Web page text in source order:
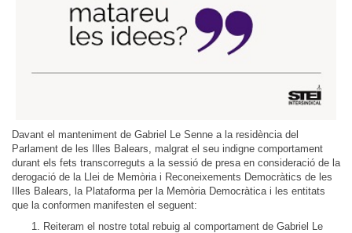
Davant el manteniment de Gabriel Le Senne a la residència del
Parlament de les Illes Balears, malgrat el seu indigne comportament
durant els fets transcorreguts a la sessió de presa en consideració de la
derogació de la Llei de Memòria i Reconeixements Democràtics de les
Illes Balears, la Plataforma per la Memòria Democràtica i les entitats
que la conformen manifesten el seguent:
Reiteram el nostre total rebuig al comportament de Gabriel Le